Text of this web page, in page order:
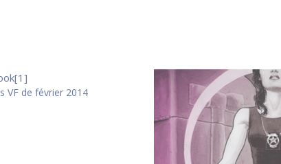
VF de février 2014